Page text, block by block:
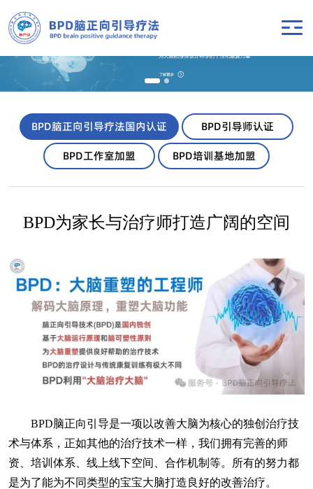
BPD脑正向引导疗法国内认证
BPD引导师认证
BPD工作室加盟
BPD培训基地加盟
BPD为家长与治疗师打造广阔的空间
BPD脑正向引导是一项以改善大脑为核心的独创治疗技
术与体系，正如其他的治疗技术一样，我们拥有完善的师
资、培训体系、线上线下空间、合作机制等。所有的努力都
是为了能为不同类型的宝宝大脑打造良好的改善治疗。